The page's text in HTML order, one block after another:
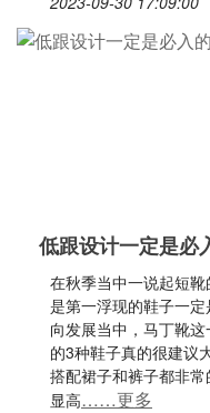
低跟设计一定是必
在秋季当中一说起短
是第一浮现的鞋子一
向发展当中，马丁靴
的3种鞋子真的很建议
搭配裙子和裤子都非
显高……更多